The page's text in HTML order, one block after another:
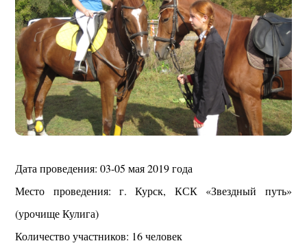
Дата проведения: 03-05 мая 2019 года
Место проведения: г. Курск, КСК «Звездный путь»
(урочище Кулига)
Количество участников: 16 человек